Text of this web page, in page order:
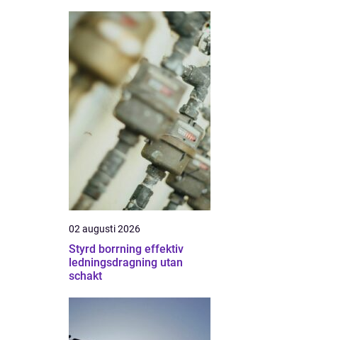
02 augusti 2026
Styrd borrning effektiv
ledningsdragning utan
schakt